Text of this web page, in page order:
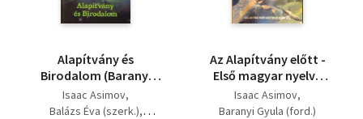
Alapítvány és
Birodalom (Baranyi
Gyula fordításában) -
harmadik kiadás
Isaac Asimov
Balázs Éva (szerk.)
Az Alapítvány előtt -
Első magyar nyelvű
kiadás! - Baranyi Gyula
fordítása (Galaktika
Isaac Asimov
Baranyi Gyula (ford.)